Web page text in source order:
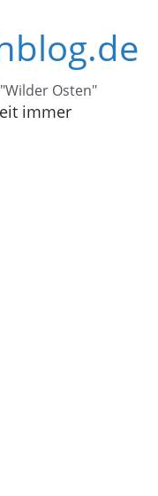
Osten"
immer